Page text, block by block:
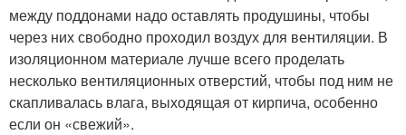
между поддонами надо оставлять продушины, чтобы
через них свободно проходил воздух для вентиляции. В
изоляционном материале лучше всего проделать
несколько вентиляционных отверстий, чтобы под ним не
скапливалась влага, выходящая от кирпича, особенно
если он «свежий».